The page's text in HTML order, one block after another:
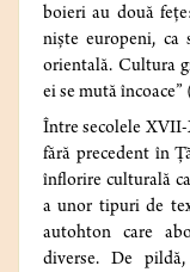
boieri au două
niște europeni, ca
orientală. Cultura
ei se mută
Între secolele XVII-
fără precedent în
înflorire culturală
a unor tipuri de
autohton care
diverse. De